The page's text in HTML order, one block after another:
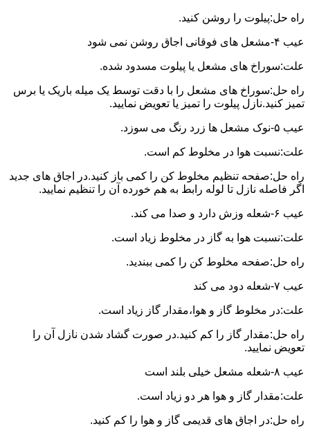
راه حل:پیلوت را روشن کنید.
عیب ۴-مشعل های فوقانی اجاق روشن نمی شود
علت:سوراخ های مشعل یا پیلوت مسدود شده.
راه حل:سوراخ های مشعل را با دقت توسط یک میله باریک یا برس
تمیز کنید.نازل پیلوت را تمیز یا تعویض نمایید.
عیب ۵-نوک مشعل ها زرد رنگ می سوزد.
علت:نسبت هوا در مخلوط کم است.
راه حل:صفحه تنظیم مخلوط کن را کمی باز کنید.در اجاق های جدید
اگر فاصله نازل تا لوله رابط به هم خورده آن را تنظیم نمایید.
عیب ۶-شعله وزش دارد و صدا می کند.
علت:نسبت هوا به گاز در مخلوط زیاد است.
راه حل:صفحه مخلوط کن را کمی ببندید.
عیب ۷-شعله دود می کند
علت:در مخلوط گاز و هوا،مقدار گاز زیاد است.
راه حل:مقدار گاز را کم کنید.در صورت گشاد شدن نازل آن را
تعویض نمایید.
عیب ۸-شعله مشعل خیلی بلند است
علت:مقدار گاز و هوا هر دو زیاد است.
راه حل:در اجاق های قدیمی گاز و هوا را کم کنید.